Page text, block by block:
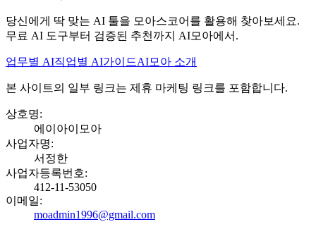
당신에게 딱 맞는 AI 툴을 모아스코어를 활용해 찾아보세요.
무료 AI 도구부터 검증된 추천까지 AI모아에서.
업무별 AI직업별 AI가이드AI모아 소개
본 사이트의 일부 링크는 제휴 마케팅 링크를 포함합니다.
상호명:
에이아이모아
사업자명:
서정한
사업자등록번호:
412-11-53050
이메일:
moadmin1996@gmail.com